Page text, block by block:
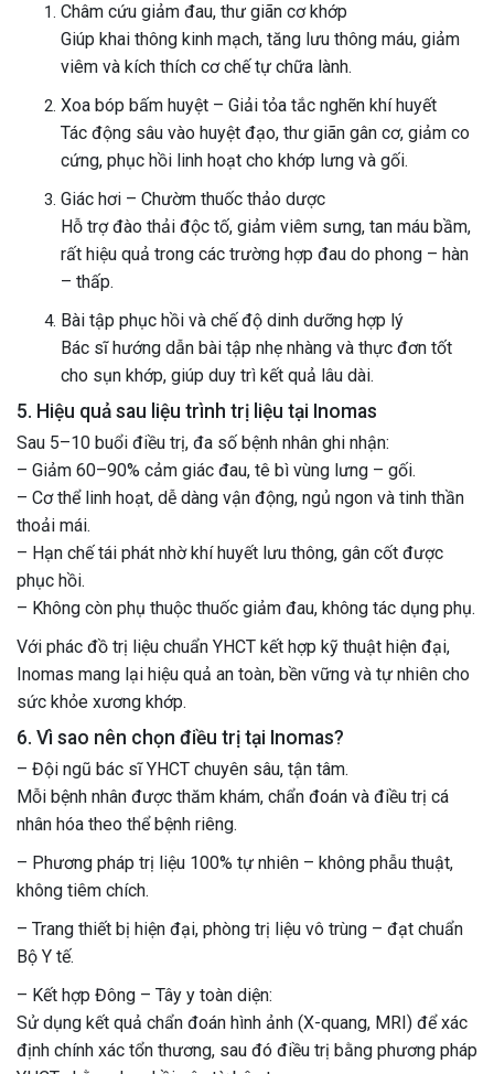
Châm cứu giảm đau, thư giãn cơ khớp
Giúp khai thông kinh mạch, tăng lưu thông máu, giảm
viêm và kích thích cơ chế tự chữa lành.
Xoa bóp bấm huyệt – Giải tỏa tắc nghẽn khí huyết
Tác động sâu vào huyệt đạo, thư giãn gân cơ, giảm co
cứng, phục hồi linh hoạt cho khớp lưng và gối.
Giác hơi – Chườm thuốc thảo dược
Hỗ trợ đào thải độc tố, giảm viêm sưng, tan máu bầm,
rất hiệu quả trong các trường hợp đau do phong – hàn
– thấp.
Bài tập phục hồi và chế độ dinh dưỡng hợp lý
Bác sĩ hướng dẫn bài tập nhẹ nhàng và thực đơn tốt
cho sụn khớp, giúp duy trì kết quả lâu dài.
5. Hiệu quả sau liệu trình trị liệu tại Inomas
Sau 5–10 buổi điều trị, đa số bệnh nhân ghi nhận:
– Giảm 60–90% cảm giác đau, tê bì vùng lưng – gối.
– Cơ thể linh hoạt, dễ dàng vận động, ngủ ngon và tinh thần
thoải mái.
– Hạn chế tái phát nhờ khí huyết lưu thông, gân cốt được
phục hồi.
– Không còn phụ thuộc thuốc giảm đau, không tác dụng phụ.
Với phác đồ trị liệu chuẩn YHCT kết hợp kỹ thuật hiện đại,
Inomas mang lại hiệu quả an toàn, bền vững và tự nhiên cho
sức khỏe xương khớp.
6. Vì sao nên chọn điều trị tại Inomas?
– Đội ngũ bác sĩ YHCT chuyên sâu, tận tâm.
Mỗi bệnh nhân được thăm khám, chẩn đoán và điều trị cá
nhân hóa theo thể bệnh riêng.
– Phương pháp trị liệu 100% tự nhiên – không phẫu thuật,
không tiêm chích.
– Trang thiết bị hiện đại, phòng trị liệu vô trùng – đạt chuẩn
Bộ Y tế.
– Kết hợp Đông – Tây y toàn diện:
Sử dụng kết quả chẩn đoán hình ảnh (X-quang, MRI) để xác
định chính xác tổn thương, sau đó điều trị bằng phương pháp